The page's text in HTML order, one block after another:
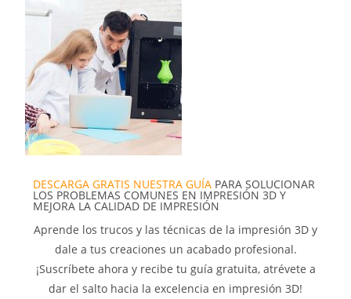
DESCARGA GRATIS NUESTRA GUÍA PARA SOLUCIONAR
LOS PROBLEMAS COMUNES EN IMPRESIÓN 3D Y
MEJORA LA CALIDAD DE IMPRESIÓN
Aprende los trucos y las técnicas de la impresión 3D y
dale a tus creaciones un acabado profesional.
¡Suscríbete ahora y recibe tu guía gratuita, atrévete a
dar el salto hacia la excelencia en impresión 3D!